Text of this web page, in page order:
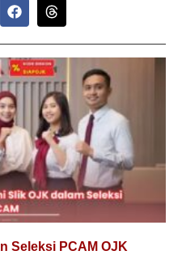
Seleksi PCAM OJK